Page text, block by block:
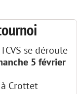
se déroule
5 février
Crottet